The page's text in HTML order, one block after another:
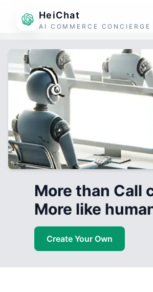
HeiChat
AI COMMERCE CONCIERGE
More than Call
More like
Create Your Own